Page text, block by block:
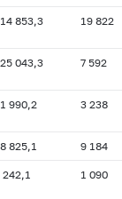
853,3 19 822
043,3 7 592
990,2 3 238
825,1 9 184
242,1 1 090